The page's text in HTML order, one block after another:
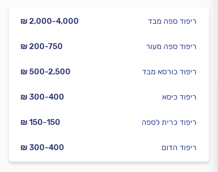
₪ 2,000-4,000 ריפוד ספה מבד
₪ 200-750 ריפוד ספה מעור
₪ 500-2,500 ריפוד כורסא מבד
₪ 300-400 ריפוד כיסא
₪ 150-150 ריפוד כרית לספה
₪ 300-400 ריפוד הדום